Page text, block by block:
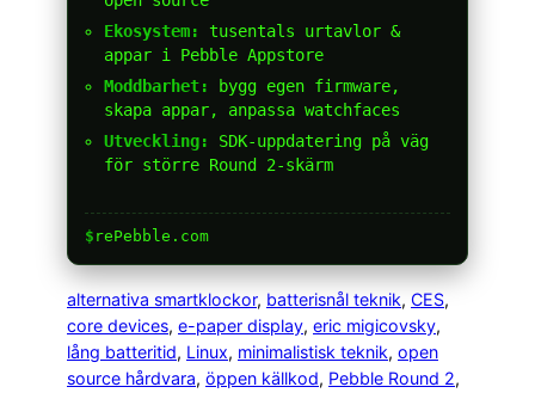
Ekosystem:
tusentals urtavlor &
appar i Pebble Appstore
Moddbarhet:
bygg egen firmware,
skapa appar, anpassa watchfaces
Utveckling:
SDK-uppdatering på väg
för större Round 2-skärm
$ rePebble.com
alternativa smartklockor, batterisnål teknik, CES
core devices, e-paper display, eric migicovsky
lång batteritid, Linux, minimalistisk teknik, open
source hårdvara, öppen källkod, Pebble Round 2